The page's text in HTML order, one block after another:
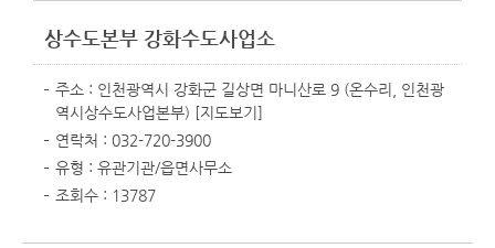
상수도본부 강화수도사업소
주소 : 인천광역시 강화군 길상면 마니산로 9 (온수리, 인천광
역시상수도사업본부) [지도보기]
연락처 : 032-720-3900
유형 : 유관기관/읍면사무소
조회수 : 13787